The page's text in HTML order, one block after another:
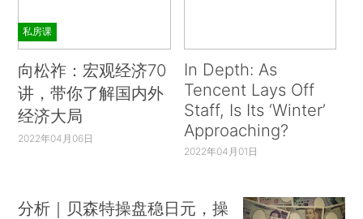
私房课
向松祚：宏观经济70
讲，带你了解国内外
经济大局
2022年04月06日
In Depth: As
Tencent Lays Off
Staff, Is Its ‘Winter’
Approaching?
2022年04月01日
分析｜贝森特操盘稳日元，操